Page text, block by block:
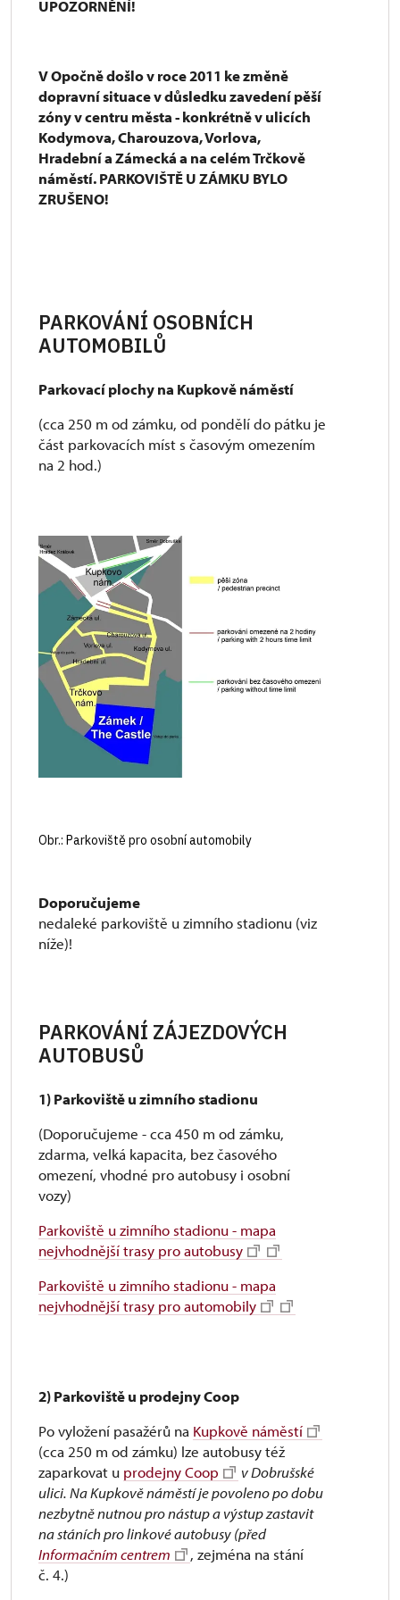
UPOZORNĚNÍ!
V Opočně došlo v roce 2011 ke změně
dopravní situace v důsledku zavedení pěší
zóny v centru města - konkrétně v ulicích
Kodymova, Charouzova, Vorlova,
Hradební a Zámecká a na celém Trčkově
náměstí.PARKOVIŠTĚ U ZÁMKU BYLO
ZRUŠENO!
PARKOVÁNÍ OSOBNÍCH
AUTOMOBILŮ
Parkovací plochy na Kupkově náměstí
(cca 250 m od zámku, od pondělí do pátku je
část parkovacích míst s časovým omezením
na 2 hod.)
Obr.: Parkoviště pro osobní automobily
Doporučujeme
nedaleké parkoviště u zimního stadionu (viz
níže)!
PARKOVÁNÍ ZÁJEZDOVÝCH
AUTOBUSŮ
1) Parkoviště u zimního stadionu
(Doporučujeme - cca 450 m od zámku,
zdarma, velká kapacita, bez časového
omezení, vhodné pro autobusy i osobní
vozy)
Parkoviště u zimního stadionu - mapa
nejvhodnější trasy pro autobusy
Parkoviště u zimního stadionu - mapa
nejvhodnější trasy pro automobily
2) Parkoviště u prodejny Coop
Po vyložení pasažérů na Kupkově náměstí
(cca 250 m od zámku) lze autobusy též
zaparkovat u prodejny Coop
v Dobrušské
ulici. Na Kupkově náměstí je povoleno po dobu
nezbytně nutnou pro nástup a výstup zastavit
na stáních pro linkové autobusy (před
Informačním centrem
, zejména na stání
č. 4.)